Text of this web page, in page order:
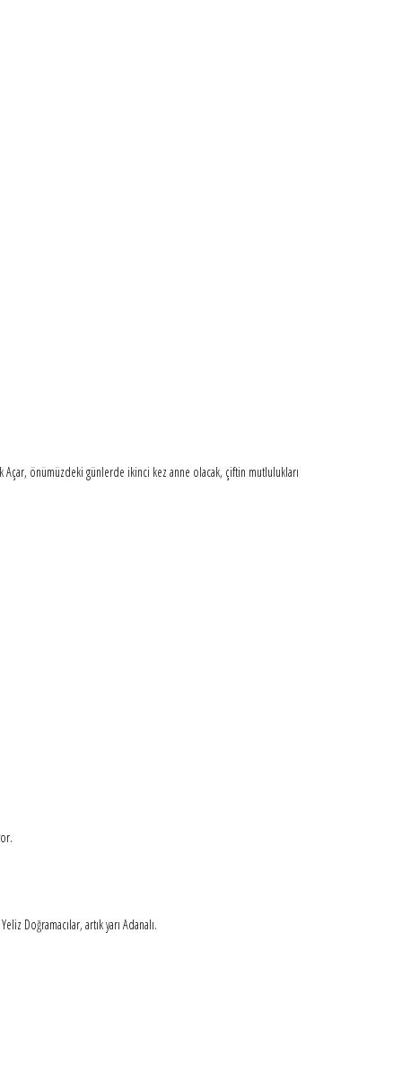
önümüzdeki günlerde ikinci kez anne olacak, çiftin mutlulukları
Doğramacılar, artık yarı Adanalı.